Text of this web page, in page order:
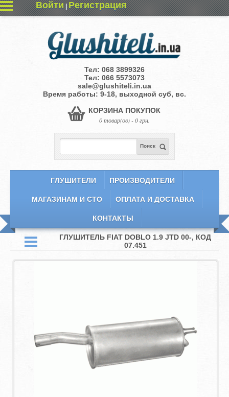
Войти|Регистрация
Тел: 068 3899326
Тел: 066 5573073
sale@glushiteli.in.ua
Время работы: 9-18, выходной суб, вс.
КОРЗИНА ПОКУПОК
0 товар(ов) - 0 грн.
Поиск
ГЛУШИТЕЛИ ПРОИЗВОДИТЕЛИ
МАГАЗИНАМ И СТО ОПЛАТА И ДОСТАВКА
КОНТАКТЫ
ГЛУШИТЕЛЬ FIAT DOBLO 1.9 JTD 00-, КОД
07.451